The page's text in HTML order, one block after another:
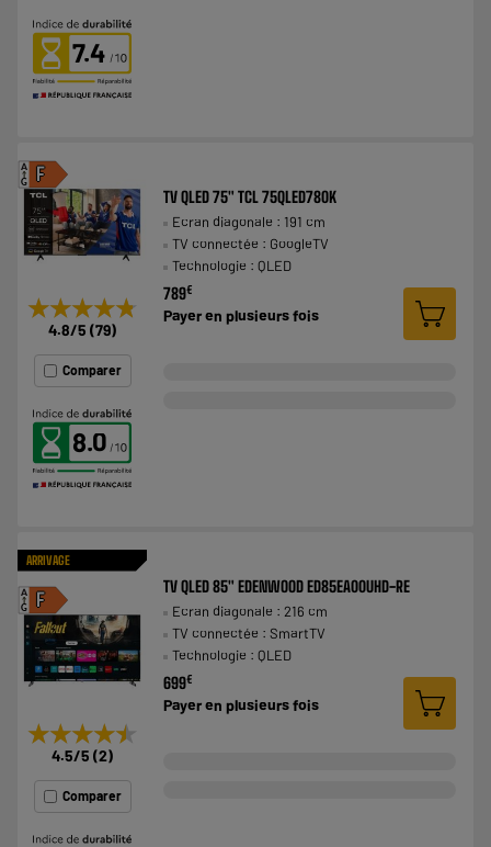
7.4
F
A
G
★★★★★
★★★★★
4.8/5 (79)
Comparer
8.0
TV QLED 75" TCL 75QLED780K
Ecran diagonale : 191 cm
TV connectée : GoogleTV
Technologie : QLED
789€
Payer en plusieurs fois
ARRIVAGE
F
A
G
★★★★★
★★★★★
4.5/5 (2)
Comparer
TV QLED 85" EDENWOOD ED85EA00UHD-RE
Ecran diagonale : 216 cm
TV connectée : SmartTV
Technologie : QLED
699€
Payer en plusieurs fois